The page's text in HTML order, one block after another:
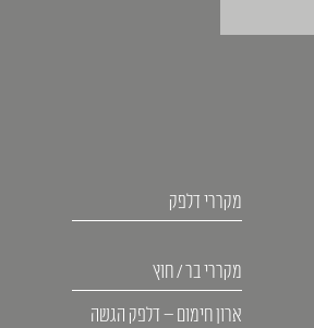
מקררי דלפק
מקררי בר / חוץ
ארון חימום – דלפק הגשה